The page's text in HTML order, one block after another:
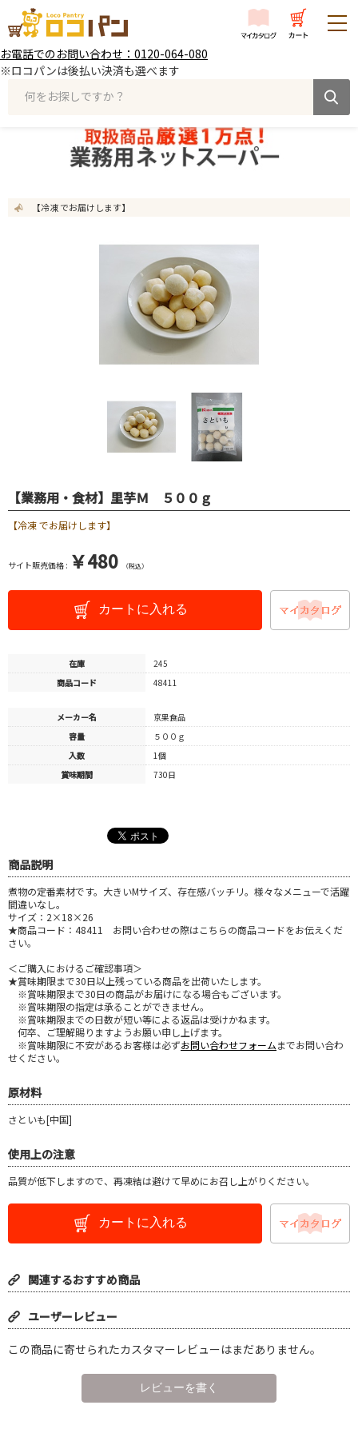
お電話でのお問い合わせ：0120-064-080
※ロコパンは後払い決済も選べます
何をお探しですか？
【冷凍 でお届けします】
【業務用・食材】里芋Ｍ ５００ｇ
【冷凍 でお届けします】
サイト販売価格 : ￥480 （税込）
カートに入れる
在庫
245
商品コード
48411
メーカー名
京果食品
容量
５００ｇ
入数
1個
賞味期間
730日
商品説明
煮物の定番素材です。大きいMサイズ、存在感バッチリ。様々なメニューで活躍
間違いなし。
サイズ：2×18×26
★商品コード：48411 お問い合わせの際はこちらの商品コードをお伝えくだ
さい。
＜ご購入におけるご確認事項＞
★賞味期限まで30日以上残っている商品を出荷いたします。
※賞味期限まで30日の商品がお届けになる場合もございます。
※賞味期限の指定は承ることができません。
※賞味期限までの日数が短い等による返品は受けかねます。
何卒、ご理解賜りますようお願い申し上げます。
※賞味期限に不安があるお客様は必ずお問い合わせフォームまでお問い合わ
せください。
原材料
さといも[中国]
使用上の注意
品質が低下しますので、再凍結は避けて早めにお召し上がりください。
カートに入れる
関連するおすすめ商品
ユーザーレビュー
この商品に寄せられたカスタマーレビューはまだありません。